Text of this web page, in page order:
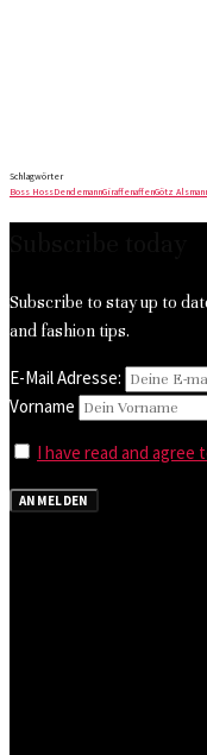
Schlagwörter
Boss HossDendemannGiraffenaffenGötz
Subscribe to stay up to
and fashion tips.
E-Mail Adresse:
Vorname
I have read and
ANMELDEN